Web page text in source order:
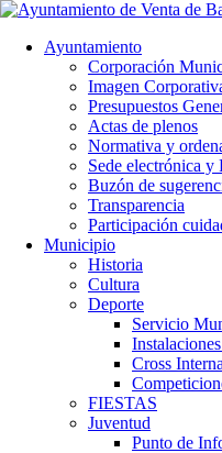
Ayuntamiento
Corporación
Imagen
Presupuestos
Actas de plenos
Normativa y
Sede electrónica y
Buzón de
Transparencia
Participación
Municipio
Historia
Cultura
Deporte
Servicio
Cross
FIESTAS
Juventud
Punto de